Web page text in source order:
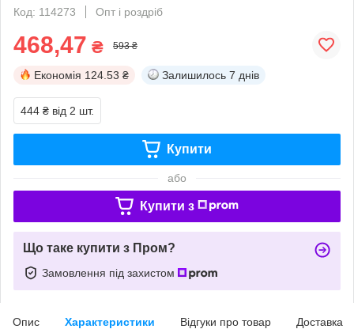
Код: 114273
Опт і роздріб
468,47 ₴ 593 ₴
Економія 124.53 ₴ Залишилось 7 днів
444 ₴ від 2 шт.
Купити
або
Купити з
Що таке купити з Пром?
Замовлення під захистом
Опис Характеристики Відгуки про товар Доставка